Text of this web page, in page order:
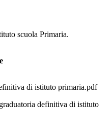
scuola Primaria.
di istituto primaria.pdf
definitiva di istituto